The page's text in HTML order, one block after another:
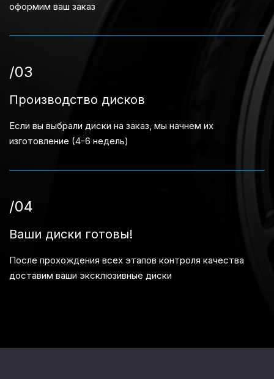
оформим ваш заказ
/03
Производство дисков
Если вы выбрали диски на заказ, мы начнем их
изготовление (4-6 недель)
/04
Ваши диски готовы!
После прохождения всех этапов контроля качества
доставим ваши эксклюзивные диски